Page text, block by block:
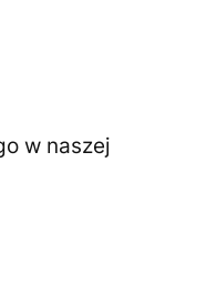
w naszej